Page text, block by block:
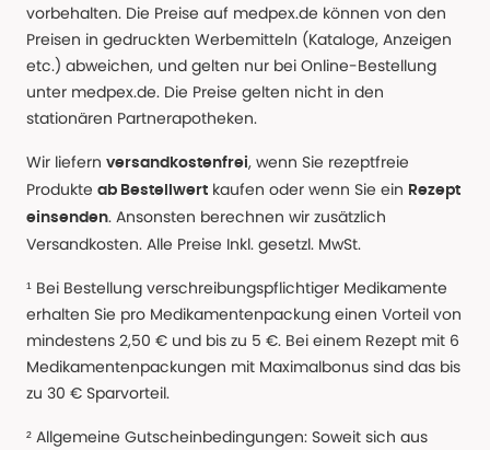
vorbehalten. Die Preise auf medpex.de können von den
Preisen in gedruckten Werbemitteln (Kataloge, Anzeigen
etc.) abweichen, und gelten nur bei Online-Bestellung
unter medpex.de. Die Preise gelten nicht in den
stationären Partnerapotheken.
Wir liefern versandkostenfrei, wenn Sie rezeptfreie
Produkte ab Bestellwert kaufen oder wenn Sie ein Rezept
einsenden. Ansonsten berechnen wir zusätzlich
Versandkosten. Alle Preise Inkl. gesetzl. MwSt.
¹ Bei Bestellung verschreibungspflichtiger Medikamente
erhalten Sie pro Medikamentenpackung einen Vorteil von
mindestens 2,50 € und bis zu 5 €. Bei einem Rezept mit 6
Medikamentenpackungen mit Maximalbonus sind das bis
zu 30 € Sparvorteil.
² Allgemeine Gutscheinbedingungen: Soweit sich aus